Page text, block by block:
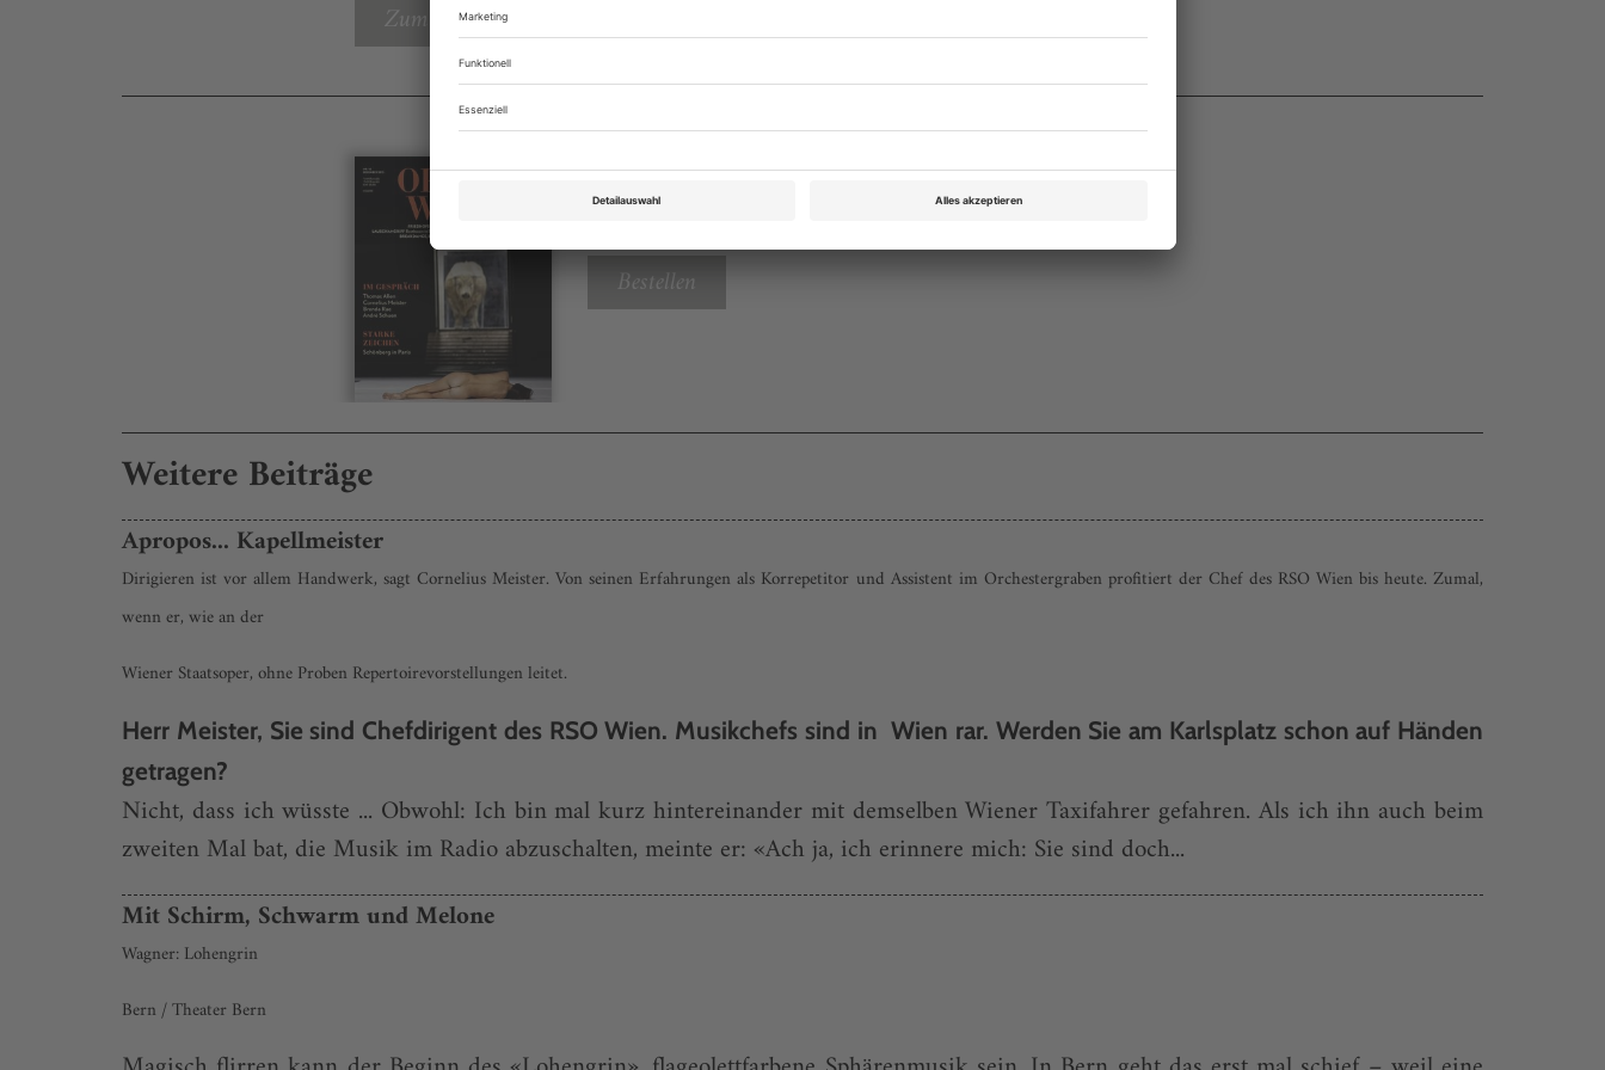
Zum Inhaltsverzeichnis
Rubrik: Hören, Sehen, Lesen, Seite 28
Bestellen
Weitere Beiträge
Apropos... Kapellmeister
Dirigieren ist vor allem Handwerk, sagt Cornelius Meister. Von seinen Erfahrungen als Korrepetitor und Assistent im Orchestergraben profitiert der Chef des RSO Wien bis heute. Zumal,
wenn er, wie an der
Wiener Staatsoper, ohne Proben Repertoirevorstellungen leitet.
Herr Meister, Sie sind Chefdirigent des RSO Wien. Musikchefs sind in Wien rar. Werden Sie am Karlsplatz schon auf Händen
getragen?
Nicht, dass ich wüsste ... Obwohl: Ich bin mal kurz hintereinander mit demselben Wiener Taxifahrer gefahren. Als ich ihn auch beim
zweiten Mal bat, die Musik im Radio abzuschalten, meinte er: «Ach ja, ich erinnere mich: Sie sind doch...
Mit Schirm, Schwarm und Melone
Wagner: Lohengrin
Bern / Theater Bern